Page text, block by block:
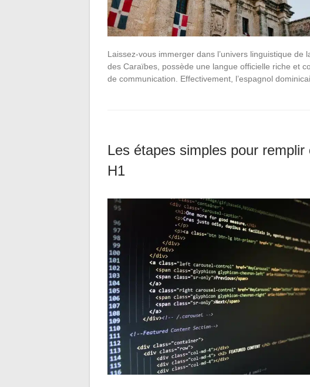
Laissez-vous immerger dans l’univers linguistique
des Caraïbes, possède une langue officielle riche et
de communication. Effectivement, l’espagnol
Les étapes simples pour
H1